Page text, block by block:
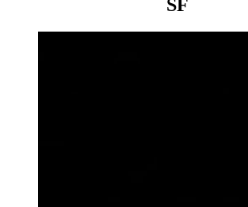
SF